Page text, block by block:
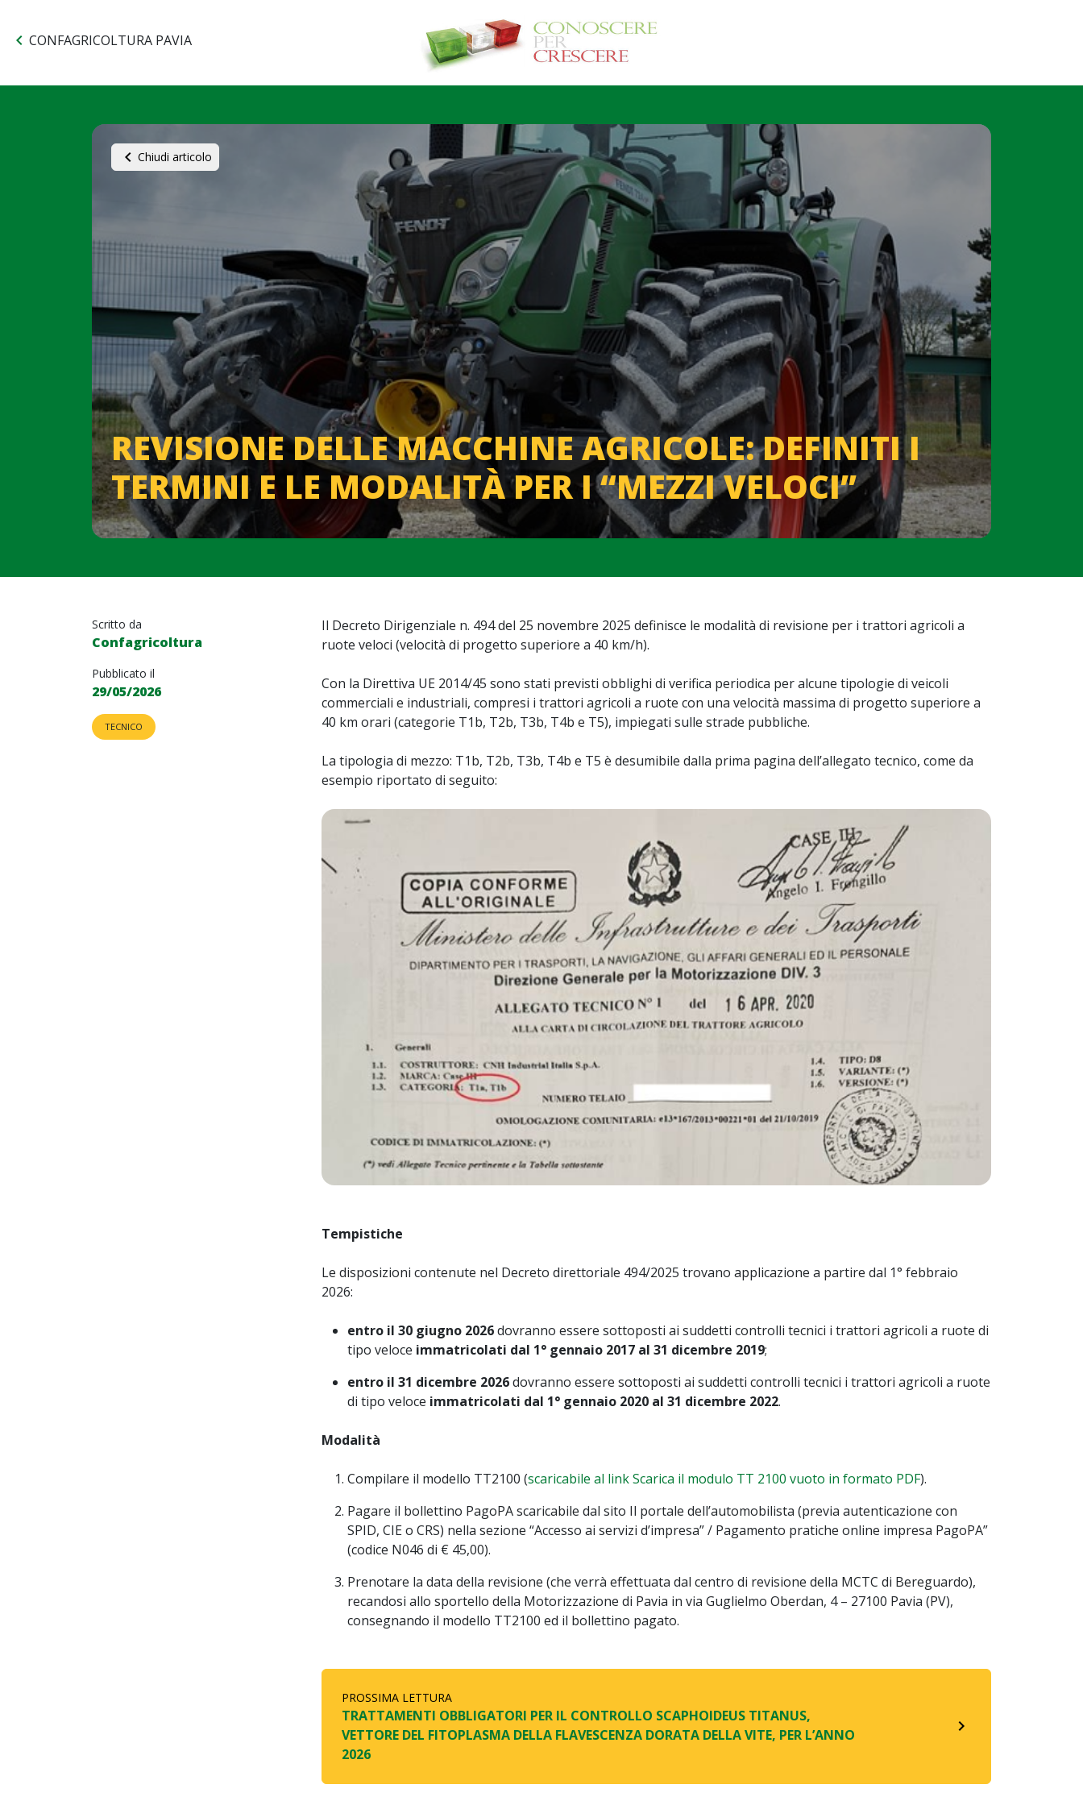
chevron_left CONFAGRICOLTURA PAVIA
chevron_left Chiudi articolo
REVISIONE DELLE MACCHINE AGRICOLE: DEFINITI I
TERMINI E LE MODALITÀ PER I “MEZZI VELOCI”
Scritto da
Confagricoltura
Pubblicato il
29/05/2026
TECNICO
Il Decreto Dirigenziale n. 494 del 25 novembre 2025 definisce le modalità di revisione per i trattori agricoli a
ruote veloci (velocità di progetto superiore a 40 km/h).
Con la Direttiva UE 2014/45 sono stati previsti obblighi di verifica periodica per alcune tipologie di veicoli
commerciali e industriali, compresi i trattori agricoli a ruote con una velocità massima di progetto superiore a
40 km orari (categorie T1b, T2b, T3b, T4b e T5), impiegati sulle strade pubbliche.
La tipologia di mezzo: T1b, T2b, T3b, T4b e T5 è desumibile dalla prima pagina dell’allegato tecnico, come da
esempio riportato di seguito:
Tempistiche
Le disposizioni contenute nel Decreto direttoriale 494/2025 trovano applicazione a partire dal 1° febbraio
2026:
entro il 30 giugno 2026dovranno essere sottoposti ai suddetti controlli tecnici i trattori agricoli a ruote di
tipo veloce immatricolati dal 1° gennaio 2017 al 31 dicembre 2019;
entro il 31 dicembre 2026dovranno essere sottoposti ai suddetti controlli tecnici i trattori agricoli a ruote
di tipo veloce immatricolati dal 1° gennaio 2020 al 31 dicembre 2022.
Modalità
Compilare il modello TT2100 (scaricabile al link Scarica il modulo TT 2100 vuoto in formato PDF).
Pagare il bollettino PagoPA scaricabile dal sito Il portale dell’automobilista (previa autenticazione con
SPID, CIE o CRS) nella sezione “Accesso ai servizi d’impresa” / Pagamento pratiche online impresa PagoPA”
(codice N046 di € 45,00).
Prenotare la data della revisione (che verrà effettuata dal centro di revisione della MCTC di Bereguardo),
recandosi allo sportello della Motorizzazione di Pavia in via Guglielmo Oberdan, 4 – 27100 Pavia (PV),
consegnando il modello TT2100 ed il bollettino pagato.
PROSSIMA LETTURA
TRATTAMENTI OBBLIGATORI PER IL CONTROLLO SCAPHOIDEUS TITANUS,
VETTORE DEL FITOPLASMA DELLA FLAVESCENZA DORATA DELLA VITE, PER L’ANNO
2026
navigate_next